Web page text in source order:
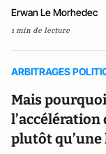
Erwan Le Morhedec
1 min de lecture
ARBITRAGES
Mais
l’accélération
plutôt qu’une